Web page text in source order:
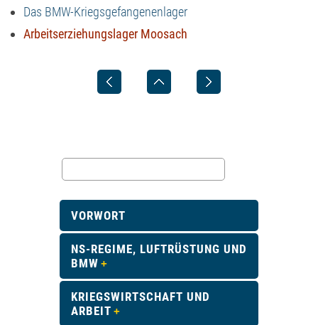
Das BMW-Kriegsgefangenenlager
Arbeitserziehungslager Moosach
VORWORT
NS-REGIME, LUFTRÜSTUNG UND
BMW
KRIEGSWIRTSCHAFT UND
ARBEIT